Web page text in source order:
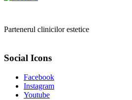
Partenerul clinicilor estetice
Social Icons
Facebook
Instagram
Youtube